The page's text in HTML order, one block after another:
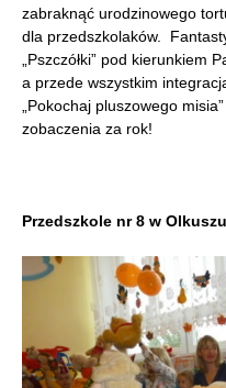
zabraknąć urodzinowego
dla przedszkolaków.
„Pszczółki” pod kierunkiem
a przede wszystkim
„Pokochaj pluszowego
zobaczenia za rok!
Przedszkole nr 8 w Olkuszu